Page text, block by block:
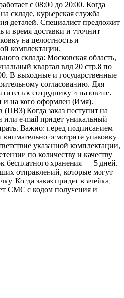
с 08:00 до 20:00. Когда
складе, курьерская служба
деталей. Специалист предложит
и время доставки и уточнит
на целостность и
комплектации.
склада: Московская область,
квартал влд.20 стр.8 по
В выходные и государственные
согласованию. Для
к сотруднику и назовите:
и на кого оформлен (Имя).
(ПВЗ) Когда заказ поступит на
или e-mail придет уникальный
Важно: перед подписанием
внимательно осмотрите упаковку
указанной комплектации,
по количеству и качеству
бесплатного хранения — 5 дней.
отправлений, которые могут
Когда заказ придет в ячейка,
СМС с кодом получения и